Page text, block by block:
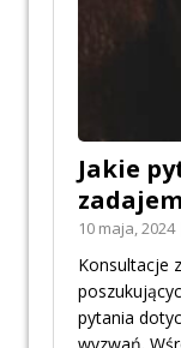
Jakie
10 maja,
Konsultacje
pytania